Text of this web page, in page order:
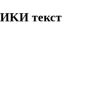
текст